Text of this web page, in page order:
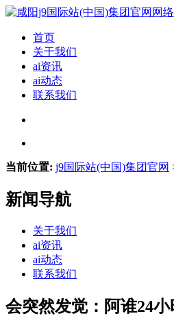
首页
关于我们
ai资讯
ai动态
联系我们
当前位置: j9国际站(中国)集团官网
新闻导航
关于我们
ai资讯
ai动态
联系我们
会突然发觉：阿谁24